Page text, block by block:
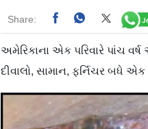
Share:
અમેરિકાના એક પરિવારે પાંચ
દીવાલો, સામાન, ફર્નિચર બધે